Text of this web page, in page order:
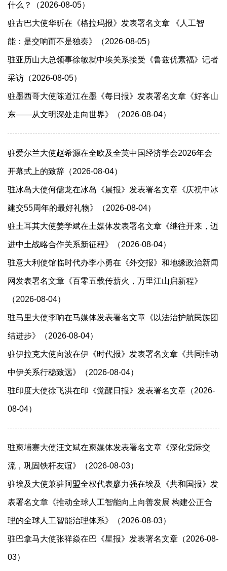
什么？（2026-08-05）
驻古巴大使华昕在《格拉玛报》发表署名文章 《人工智
能：是交响而不是独奏》（2026-08-05）
驻亚历山大总领事徐敏就中埃关系接受《鲁兹优素福》记者
采访（2026-08-05）
驻墨西哥大使陈道江在墨《每日报》发表署名文章《好客山
东——从文明深处走向世界》（2026-08-04）
驻爱尔兰大使赵希源在全欧及全英中国经济学会2026年会
开幕式上的致辞（2026-08-04）
驻冰岛大使何儒龙在冰岛《晨报》发表署名文章《庆祝中冰
建交55周年的最好礼物》（2026-08-04）
驻土耳其大使姜学斌在土媒体发表署名文章《继往开来，迈
进中土战略合作关系新征程》（2026-08-04）
驻意大利使馆临时代办李小勇在《外交报》和地缘政治新闻
网发表署名文章《百零五载传薪火，万里江山启新程》
（2026-08-04）
驻马里大使李响在马媒体发表署名文章《以法治护航民族团
结进步》（2026-08-04）
驻伊拉克大使向波在伊《时代报》发表署名文章《共同推动
中伊关系行稳致远》（2026-08-04）
驻印度大使徐飞洪在印《觉醒日报》发表署名文章（2026-
08-04）
驻柬埔寨大使汪文斌在柬媒体发表署名文章《深化党际交
流，巩固铁杆友谊》（2026-08-03）
驻埃及大使兼驻阿盟全权代表廖力强在埃及《共和国报》发
表署名文章《推动全球人工智能向上向善发展 构建公正合
理的全球人工智能治理体系》（2026-08-03）
驻巴拿马大使张祥焱在巴《星报》发表署名文章（2026-08-
03）